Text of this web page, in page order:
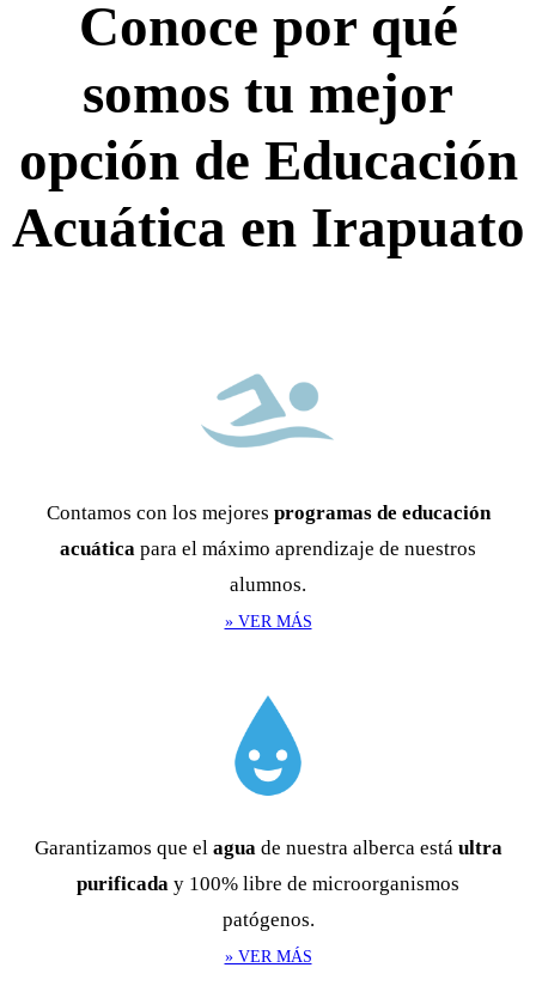
Conoce por qué
somos tu mejor
opción de Educación
Acuática en Irapuato
Contamos con los mejores programas de educación
acuática para el máximo aprendizaje de nuestros
alumnos.
» VER MÁS
Garantizamos que el aguade nuestra alberca está ultra
purificada y 100% libre de microorganismos
patógenos.
» VER MÁS